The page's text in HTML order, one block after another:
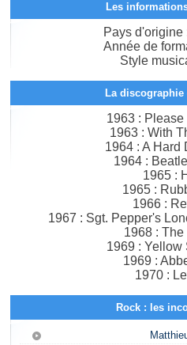
Les
Pays d'origine
Année de
Style
La discographie
1963 :
1963 : With
1964 : A Hard
1964 :
1965 :
1965 :
1966 :
1967 : Sgt. Pepper's
1968 :
1969 : Yellow
1969 :
1970 :
Rock : les